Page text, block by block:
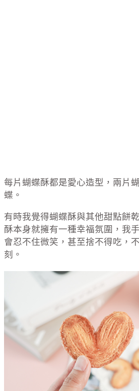
每片蝴蝶酥都是愛心造型，兩片
蝶。
有時我覺得蝴蝶酥與其他甜點餅
酥本身就擁有一種幸福氛圍，我
會忍不住微笑，甚至捨不得吃，
刻。